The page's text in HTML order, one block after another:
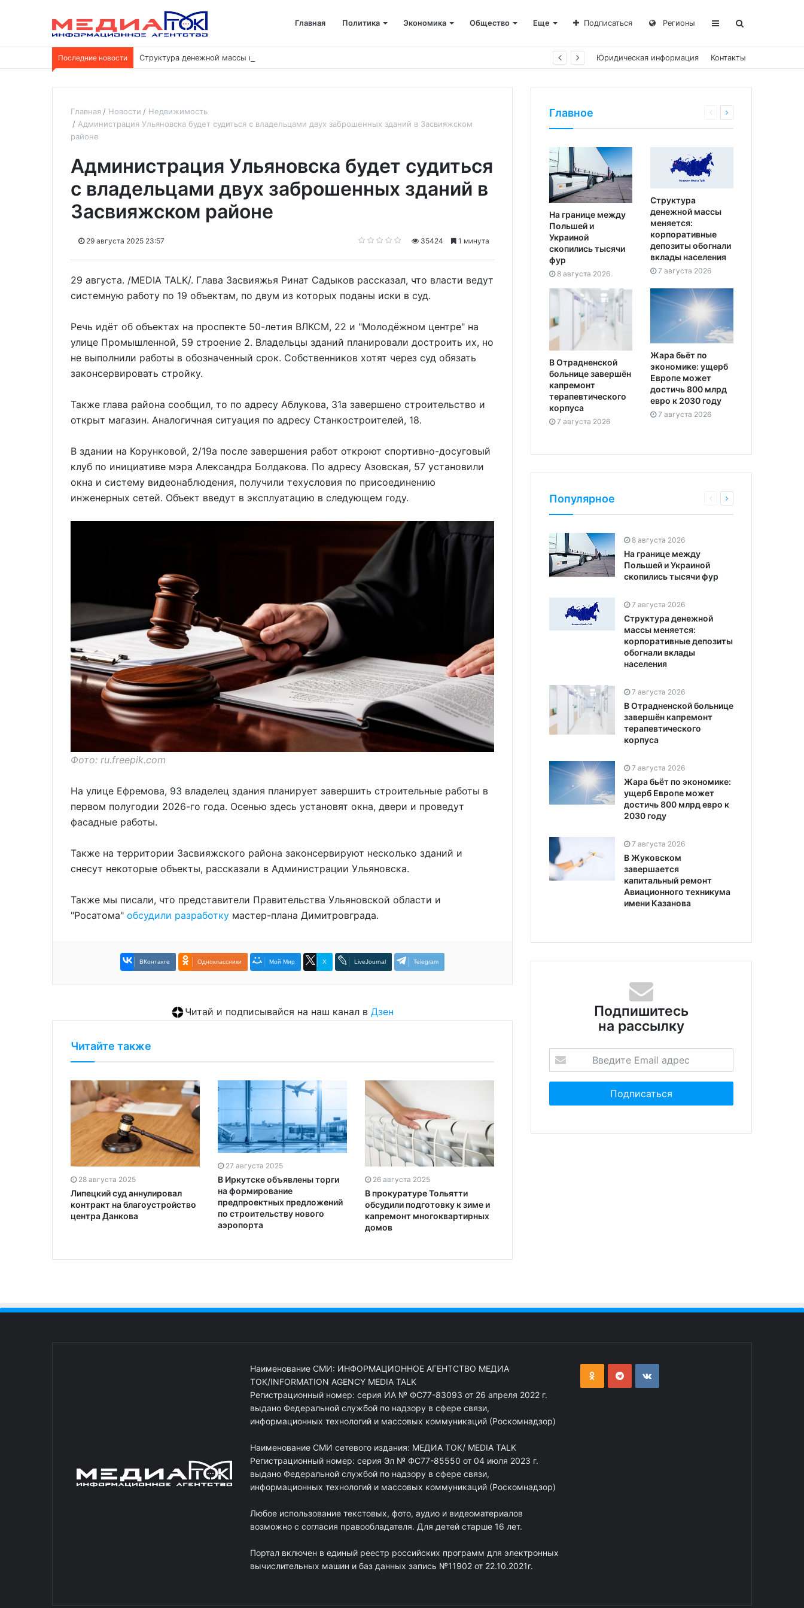
Главная Политика Экономика Общество Еще Подписаться Регионы
Последние новости Структура денежной массы меняется: корпоративные депозиты обогнали вклады населения Юридическая информация Контакты
Главная Новости
Недвижимость
Администрация Ульяновска будет судиться с владельцами двух заброшенных зданий в Засвияжском
районе
Администрация Ульяновска будет судиться
с владельцами двух заброшенных зданий в
Засвияжском районе
29 августа 2025 23:57 35424 1 минута
29 августа. /MEDIA TALK/. Глава Засвияжья Ринат Садыков рассказал, что власти ведут
системную работу по 19 объектам, по двум из которых поданы иски в суд.
Речь идёт об объектах на проспекте 50-летия ВЛКСМ, 22 и "Молодёжном центре" на
улице Промышленной, 59 строение 2. Владельцы зданий планировали достроить их, но
не выполнили работы в обозначенный срок. Собственников хотят через суд обязать
законсервировать стройку.
Также глава района сообщил, то по адресу Аблукова, 31а завершено строительство и
открыт магазин. Аналогичная ситуация по адресу Станкостроителей, 18.
В здании на Корунковой, 2/19а после завершения работ откроют спортивно-досуговый
клуб по инициативе мэра Александра Болдакова. По адресу Азовская, 57 установили
окна и систему видеонаблюдения, получили техусловия по присоединению
инженерных сетей. Объект введут в эксплуатацию в следующем году.
Фото: ru.freepik.com
На улице Ефремова, 93 владелец здания планирует завершить строительные работы в
первом полугодии 2026-го года. Осенью здесь установят окна, двери и проведут
фасадные работы.
Также на территории Засвияжского района законсервируют несколько зданий и
снесут некоторые объекты, рассказали в Администрации Ульяновска.
Также мы писали, что представители Правительства Ульяновской области и
"Росатома" обсудили разработку мастер-плана Димитровграда.
ВКонтакте Одноклассники Мой Мир X LiveJournal Telegram
Читай и подписывайся на наш канал в Дзен
Читайте также
28 августа 2025
Липецкий суд аннулировал
контракт на благоустройство
центра Данкова
27 августа 2025
В Иркутске объявлены торги
на формирование
предпроектных предложений
по строительству нового
аэропорта
26 августа 2025
В прокуратуре Тольятти
обсудили подготовку к зиме и
капремонт многоквартирных
домов
Главное
На границе между
Польшей и
Украиной
скопились тысячи
фур
8 августа 2026
Структура
денежной массы
меняется:
корпоративные
депозиты обогнали
вклады населения
7 августа 2026
В Отрадненской
больнице завершён
капремонт
терапевтического
корпуса
7 августа 2026
Жара бьёт по
экономике: ущерб
Европе может
достичь 800 млрд
евро к 2030 году
7 августа 2026
Популярное
8 августа 2026
На границе между
Польшей и Украиной
скопились тысячи фур
7 августа 2026
Структура денежной
массы меняется:
корпоративные депозиты
обогнали вклады
населения
7 августа 2026
В Отрадненской больнице
завершён капремонт
терапевтического
корпуса
7 августа 2026
Жара бьёт по экономике:
ущерб Европе может
достичь 800 млрд евро к
2030 году
7 августа 2026
В Жуковском
завершается
капитальный ремонт
Авиационного техникума
имени Казанова
Подпишитесь
на рассылку
Наименование СМИ: ИНФОРМАЦИОННОЕ АГЕНТСТВО МЕДИА
ТОК/INFORMATION AGENCY MEDIA TALK
Регистрационный номер: серия ИА № ФС77-83093 от 26 апреля 2022 г.
выдано Федеральной службой по надзору в сфере связи,
информационных технологий и массовых коммуникаций (Роскомнадзор)
Наименование СМИ сетевого издания: МЕДИА ТОК/ MEDIA TALK
Регистрационный номер: серия Эл № ФС77-85550 от 04 июля 2023 г.
выдано Федеральной службой по надзору в сфере связи,
информационных технологий и массовых коммуникаций (Роскомнадзор)
Любое использование текстовых, фото, аудио и видеоматериалов
возможно с согласия правообладателя. Для детей старше 16 лет.
Портал включен в единый реестр российских программ для электронных
вычислительных машин и баз данных запись №11902 от 22.10.2021г.